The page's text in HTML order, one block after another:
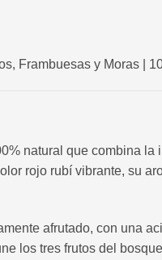
Frambuesas y Moras |
natural que combina
rojo rubí vibrante, su
afrutado, con una
los tres frutos del